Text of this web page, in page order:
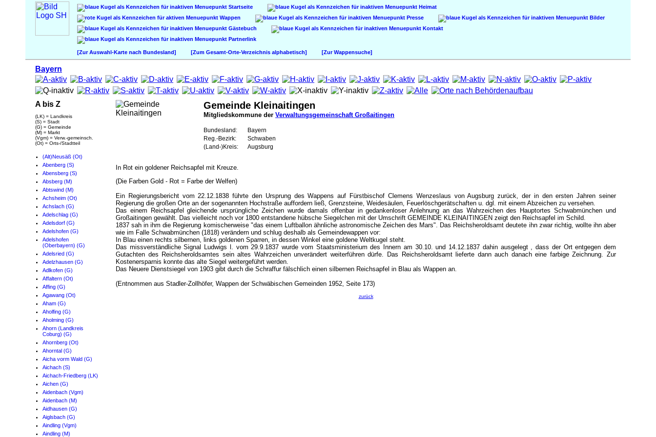
Startseite
Heimat
Wappen
Presse
Bilder
Gästebuch
Kontakt
Partnerlink
[Zur Auswahl-Karte nach Bundesland] [Zum Gesamt-Orte-Verzeichnis alphabetisch] [Zur Wappensuche]
Bayern
A bis Z
(LK) = Landkreis
(S) = Stadt
(G) = Gemeinde
(M) = Markt
(Vgm) = Verw.-gemeinsch.
(Ot) = Orts-/Stadtteil
(Alt)Neusäß (Ot)
Abenberg (S)
Abensberg (S)
Absberg (M)
Abtswind (M)
Achsheim (Ot)
Achslach (G)
Adelschlag (G)
Adelsdorf (G)
Adelshofen (G)
Adelshofen
(Oberbayern) (G)
Adelsried (G)
Adelzhausen (G)
Adlkofen (G)
Affaltern (Ot)
Affing (G)
Agawang (Ot)
Aham (G)
Aholfing (G)
Aholming (G)
Ahorn (Landkreis
Coburg) (G)
Ahornberg (Ot)
Ahorntal (G)
Aicha vorm Wald (G)
Aichach (S)
Aichach-Friedberg (LK)
Aichen (G)
Aidenbach (Vgm)
Aidenbach (M)
Aidhausen (G)
Aiglsbach (G)
Aindling (Vgm)
Aindling (M)
Gemeinde Kleinaitingen
Mitgliedskommune der Verwaltungsgemeinschaft Großaitingen
Bundesland:
Bayern
Reg.-Bezirk:
Schwaben
(Land-)Kreis:
Augsburg
In Rot ein goldener Reichsapfel mit Kreuze.
(Die Farben Gold - Rot = Farbe der Welfen)
Ein Regierungsbericht vom 22.12.1838 führte den Ursprung des Wappens auf Fürstbischof Clemens Wenzeslaus von Augsburg zurück, der in den ersten Jahren seiner
Regierung die großen Orte an der sogenannten Hochstraße auffordern ließ, Grenzsteine, Weidesäulen, Feuerlöschgerätschaften u. dgl. mit einem Abzeichen zu versehen.
Das einem Reichsapfel gleichende ursprüngliche Zeichen wurde damals offenbar in gedankenloser Anlehnung an das Wahrzeichen des Hauptortes Schwabmünchen und
Großaitingen gewählt. Das vielleicht noch vor 1800 entstandene hübsche Siegelchen mit der Umschrift GEMEINDE KLEINAITINGEN zeigt den Reichsapfel im Schild.
1837 sah in ihm die Regierung komischerweise "das einem Luftballon ähnliche astronomische Zeichen des Mars". Das Reichsheroldsamt deutete ihn zwar richtig, wollte ihn aber
wie im Falle Schwabmünchen (1818) verändern und schlug deshalb als Gemeindewappen vor:
In Blau einen rechts silbernen, links goldenen Sparren, in dessen Winkel eine goldene Weltkugel steht.
Das missverständliche Signal Ludwigs l. vom 29.9.1837 wurde vom Staatsministerium des Innern am 30.10. und 14.12.1837 dahin ausgelegt , dass der Ort entgegen dem
Gutachten des Reichsheroldsamtes sein altes Wahrzeichen unverändert weiterführen dürfe. Das Reichsheroldsamt lieferte dann auch danach eine farbige Zeichnung. Zur
Kostenersparnis konnte das alte Siegel weitergeführt werden.
Das Neuere Dienstsiegel von 1903 gibt durch die Schraffur fälschlich einen silbernen Reichsapfel in Blau als Wappen an.
(Entnommen aus Stadler-Zollhöfer, Wappen der Schwäbischen Gemeinden 1952, Seite 173)
zurück